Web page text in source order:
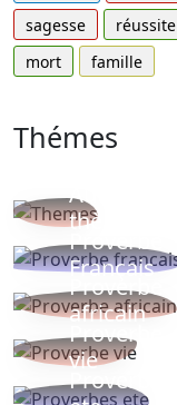
sagesse
réussite
mort
famille
Thémes
Autres
thèmes
Proverbe
Français
Proverbe
africain
Proverbe
vie
Proverbes